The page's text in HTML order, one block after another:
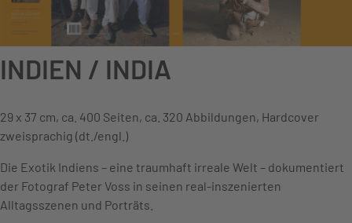
INDIEN / INDIA
29 x 37 cm, ca. 400 Seiten, ca. 320 Abbildungen, Hardcover
zweisprachig (dt./engl.)
Die Exotik Indiens – eine traumhaft irreale Welt – dokumentiert
der Fotograf Peter Voss in seinen real-inszenierten
Alltagsszenen und Porträts.